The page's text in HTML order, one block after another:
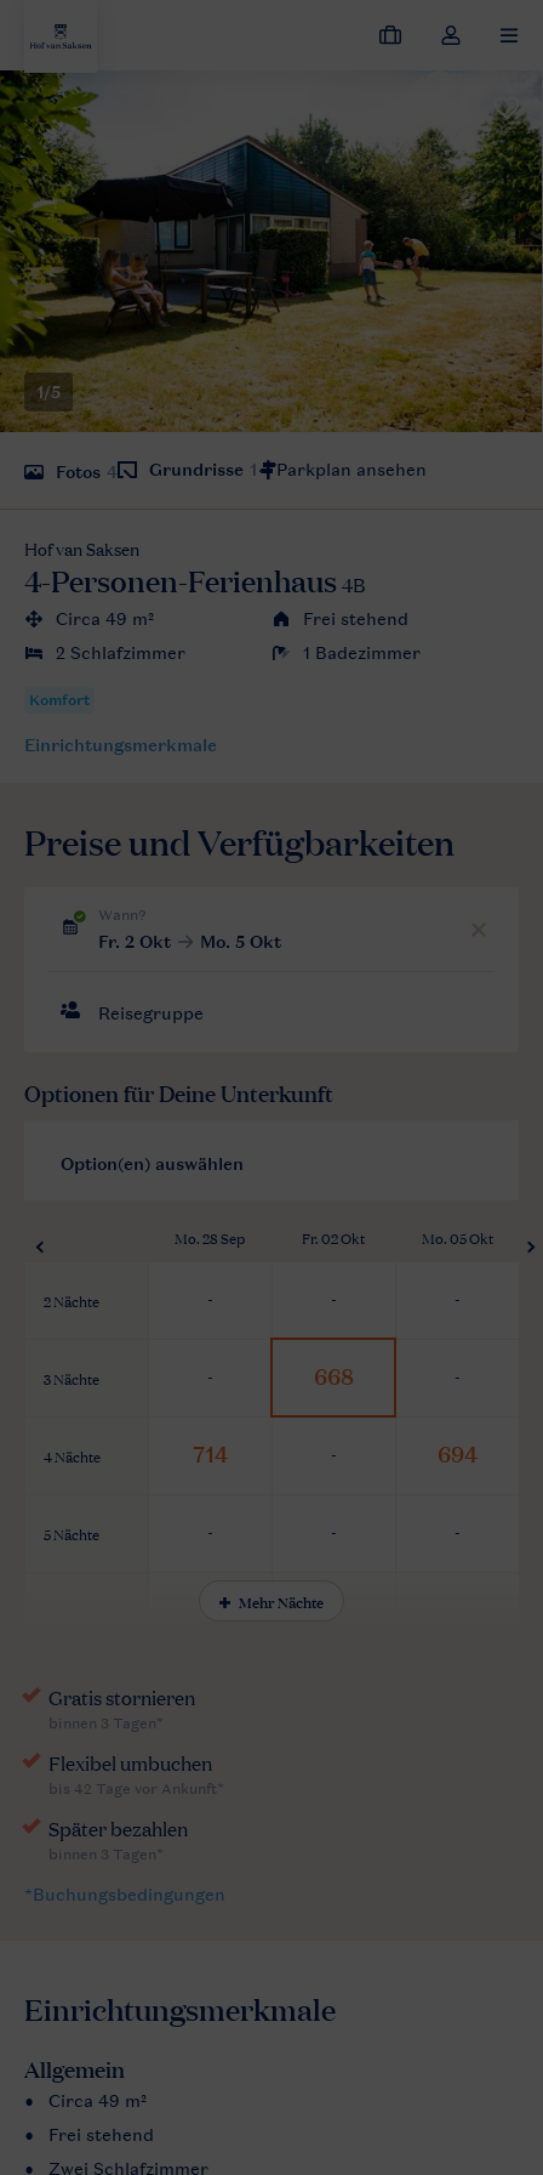
Meine
Dropdown-
Kontos
öffnen
1/5
Fotos 4 Grundrisse 1
Hof van Saksen
4-Personen-Ferienhaus 4B
Circa 49 m²
Frei stehend
2 Schlafzimmer
1 Badezimmer
Einrichtungsmerkmale
Preise und Verfügbarkeiten
Optionen für Deine Unterkunft
Mehr Nächte
Mo. 28 Sep Fr. 02 Okt Mo. 05 Okt
2 Nächte - - -
3 Nächte - 668 -
4 Nächte 714 - 694
5 Nächte - - -
Einrichtungsmerkmale
Allgemein
Circa 49 m²
Frei stehend
Zwei Schlafzimmer